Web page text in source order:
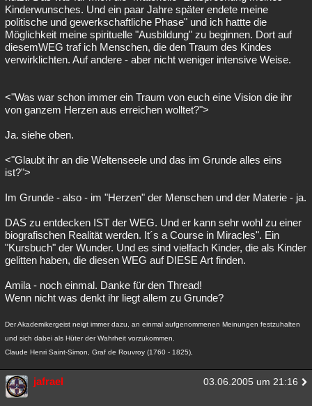
Kinderwunsches. Und ein paar Jahre später endete meine
politische und gewerkschaftliche Phase" und ich hattte die
Möglichkeit meine spirituelle "Ausbildung" zu beginnen. Dort auf
diesemWEG traf ich Menschen, die den Traum des Kindes
verwirklichten. Auf andere - aber nicht weniger intensive Weise.
<"Was war schon immer ein Traum von euch eine Vision die ihr
von ganzem Herzen aus erreichen wolltet?">
Ja. siehe oben.
<"Glaubt ihr an die Weltenseele und das im Grunde alles eins
ist?">
Im Grunde - also - im "Herzen" der Menschen und der Materie - ja.
DAS zu entdecken IST der WEG. Und er kann sehr wohl zu einer
biografischen Realität werden. It´s a Course in Miracles". Ein
"Kursbuch" der Wunder. Und es sind vielfach Kinder, die als Kinder
gelitten haben, die diesen WEG auf DIESE Art finden.
Amila - noch einmal. Danke für den Thread!
Wenn nicht was denkt ihr liegt allem zu Grunde?
Der Akademikergeist neigt immer dazu, an einmal aufgenommenen Meinungen festzuhalten
und sich dabei als Hüter der Wahrheit vorzukommen.
Claude Henri Saint-Simon, Graf de Rouvroy (1760 - 1825),
jafrael 03.06.2005 um 21:16